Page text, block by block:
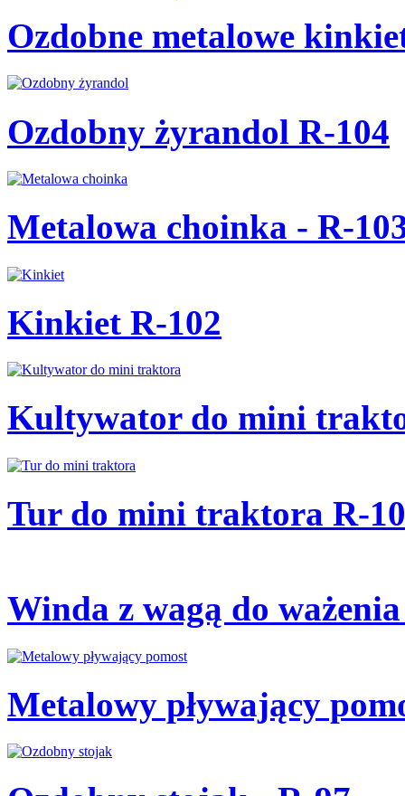
Ozdobne metalowe
Ozdobny żyrandol R-104
Metalowa choinka - R-
Kinkiet R-102
Kultywator do mini
Tur do mini traktora R-
Winda z wagą do
Metalowy pływający